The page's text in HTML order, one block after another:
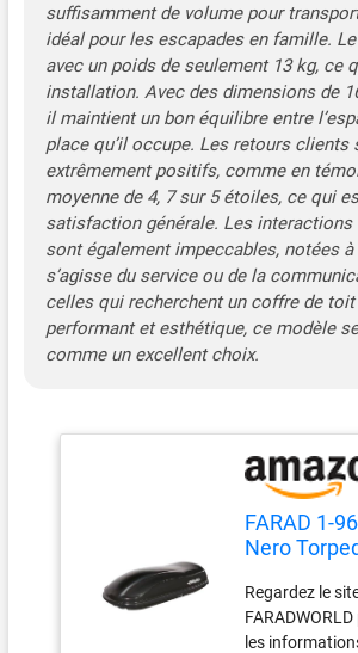
suffisamment de volume pour
idéal pour les escapades en famille.
avec un poids de seulement 13 kg, ce
installation. Avec des dimensions de
il maintient un bon équilibre entre
place qu’il occupe. Les retours clients
extrêmement positifs, comme en
moyenne de 4, 7 sur 5 étoiles, ce qui
satisfaction générale. Les interactions
sont également impeccables, notées à
s’agisse du service ou de la
celles qui recherchent un coffre de
performant et esthétique, ce modèle
comme un excellent choix.
FARAD 1-
Nero
Lucide, 400
Regardez le
les